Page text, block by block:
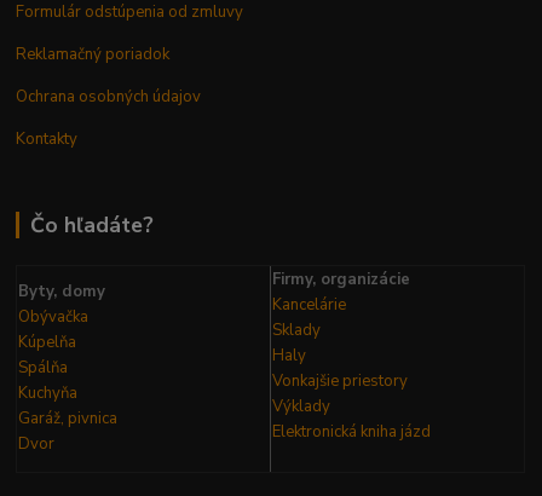
Formulár odstúpenia od zmluvy
Reklamačný poriadok
Ochrana osobných údajov
Kontakty
Čo hľadáte?
Byty, domy
Obývačka
Kúpelňa
Spálňa
Kuchyňa
Garáž, pivnica
Dvor
Firmy, organizácie
Kancelárie
Sklady
Haly
Vonkajšie priestory
Výklady
Elektronická kniha jázd